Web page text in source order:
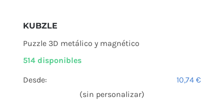
KUBZLE
Puzzle 3D metálico y magnético
514 disponibles
Desde: 10,74€
(sin personalizar)